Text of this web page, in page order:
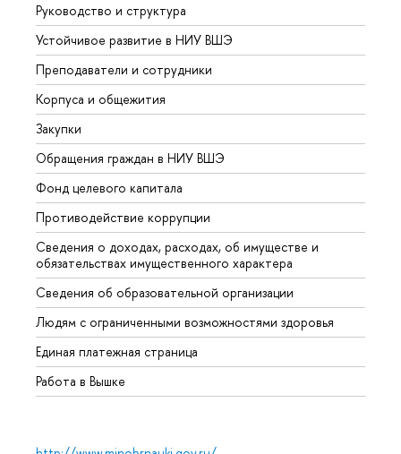
Руководство и структура
Устойчивое развитие в НИУ ВШЭ
Преподаватели и сотрудники
Корпуса и общежития
Закупки
Обращения граждан в НИУ ВШЭ
Фонд целевого капитала
Противодействие коррупции
Сведения о доходах, расходах, об имуществе и
обязательствах имущественного характера
Сведения об образовательной организации
Людям с ограниченными возможностями здоровья
Единая платежная страница
Работа в Вышке